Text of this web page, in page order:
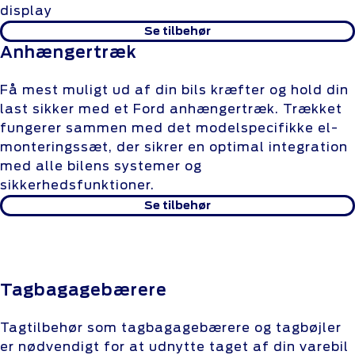
display
Se tilbehør
Anhængertræk
Få mest muligt ud af din bils kræfter og hold din
last sikker med et Ford anhængertræk. Trækket
fungerer sammen med det modelspecifikke el-
monteringssæt, der sikrer en optimal integration
med alle bilens systemer og
sikkerhedsfunktioner.
Se tilbehør
Tagbagagebærere
Tagtilbehør som tagbagagebærere og tagbøjler
er nødvendigt for at udnytte taget af din varebil